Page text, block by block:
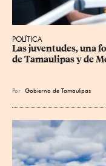
POLÍTICA
Las juventudes, una
de Tamaulipas y de
Por Gobierno de Tamaulipas